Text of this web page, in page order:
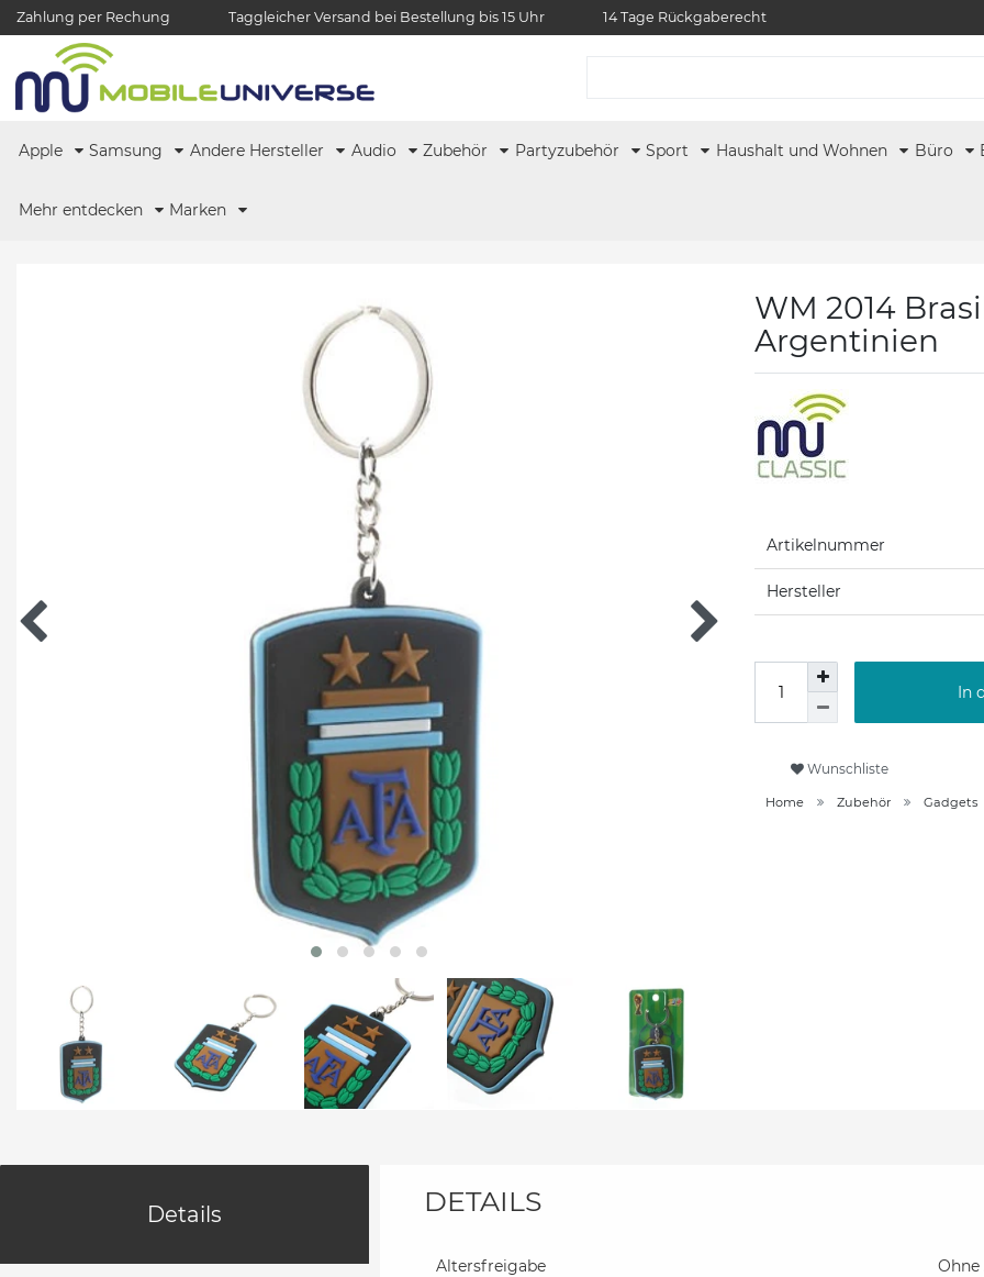
Zahlung per Rechung Taggleicher Versand bei Bestellung bis 15 Uhr 14 Tage Rückgaberecht
Apple Samsung Andere Hersteller Audio Zubehör Partyzubehör Sport Haushalt und Wohnen Büro
Mehr entdecken Marken
WM 2014
Argentinien
Artikelnummer
Hersteller
In
Wunschliste
Home Zubehör Gadgets
Details DETAILS
Altersfreigabe